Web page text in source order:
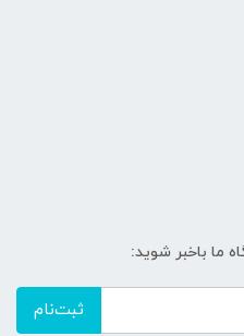
ما باخبر شوید:
ثبت‌نام